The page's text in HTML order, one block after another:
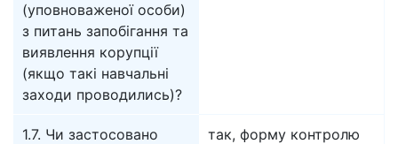
(уповноваженої особи)
з питань запобігання та
виявлення корупції
(якщо такі навчальні
заходи проводились)?
1.7. Чи застосовано
так, форму контролю